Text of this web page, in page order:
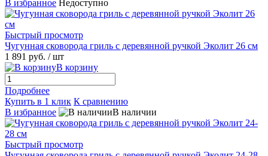
В избранное Недоступно
Быстрый просмотр
Чугунная сковорода гриль с деревянной ручкой Эколит 26 см
1 891 руб. / шт
В корзину
Подробнее
Купить в 1 клик К сравнению
В избранное
В наличии
Быстрый просмотр